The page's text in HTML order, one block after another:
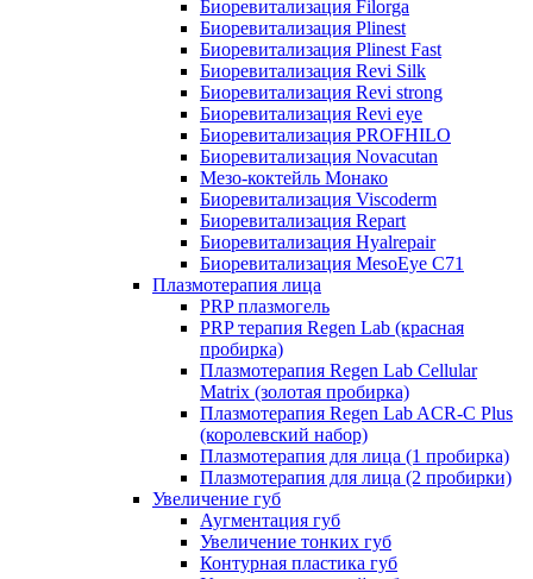
Биоревитализация Filorga
Биоревитализация Plinest
Биоревитализация Plinest Fast
Биоревитализация Revi Silk
Биоревитализация Revi strong
Биоревитализация Revi eye
Биоревитализация PROFHILO
Биоревитализация Novacutan
Мезо-коктейль Монако
Биоревитализация Viscoderm
Биоревитализация Repart
Биоревитализация Hyalrepair
Биоревитализация MesoEye C71
Плазмотерапия лица
PRP плазмогель
PRP терапия Regen Lab (красная
пробирка)
Плазмотерапия Regen Lab Cellular
Matrix (золотая пробирка)
Плазмотерапия Regen Lab ACR-C Plus
(королевский набор)
Плазмотерапия для лица (1 пробирка)
Плазмотерапия для лица (2 пробирки)
Увеличение губ
Аугментация губ
Увеличение тонких губ
Контурная пластика губ